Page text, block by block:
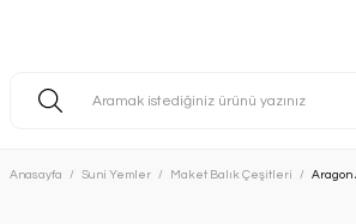
Anasayfa Suni Yemler Maket Balık Çeşitleri Aragon